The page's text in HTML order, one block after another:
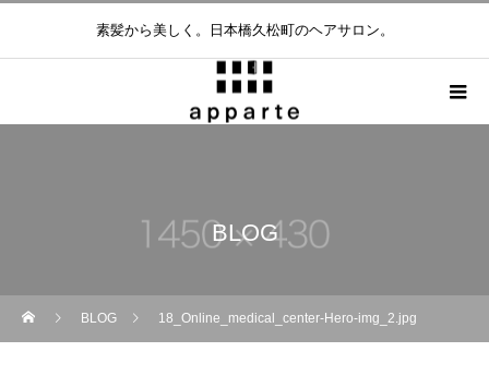
素髪から美しく。日本橋久松町のヘアサロン。
BLOG
BLOG 18_Online_medical_center-Hero-img_2.jpg